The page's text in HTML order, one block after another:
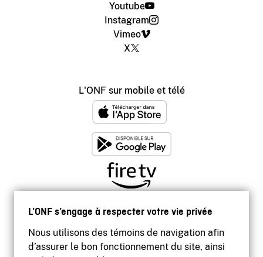
L’ONF s’engage à respecter votre vie privée
Nous utilisons des témoins de navigation afin
d’assurer le bon fonctionnement du site, ainsi
Youtube
Instagram
Vimeo
X
L'ONF sur mobile et télé